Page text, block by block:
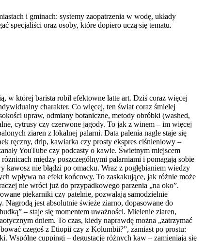
i gminach: systemy zaopatrzenia w wodę, układy
specjaliści oraz osoby, które dopiero uczą się tematu.
w której barista robił efektowne latte art. Dziś coraz więcej
charakter. Co więcej, ten świat coraz śmielej
upraw, odmiany botaniczne, metody obróbki (washed,
cytrusy czy czerwone jagody. To jak z winem – im więcej
ziaren z lokalnej palarni. Data palenia nagle staje się
ręczny, drip, kawiarka czy prosty ekspres ciśnieniowy –
YouTube czy podcasty o kawie. Świetnym miejscem
między poszczególnymi palarniami i pomagają sobie
nie błądzi po omacku. Wraz z pogłębianiem wiedzy
wpływa na efekt końcowy. To zaskakujące, jak różnie może
nie wróci już do przypadkowego parzenia „na oko”.
piekarniki czy patelnie, pozwalają samodzielnie
jest absolutnie świeże ziarno, dopasowane do
– staje się momentem uważności. Mielenie ziaren,
dniem. To czas, kiedy naprawdę można „zatrzymać
czegoś z Etiopii czy z Kolumbii?”, zamiast po prostu:
Wspólne cuppingi – degustacje różnych kaw – zamieniają się